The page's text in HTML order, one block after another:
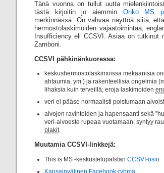
Tänä vuonna on tullut uutta
tästä kirjoitin jo aiemmin Onko MS
merkinnässä. On vahvaa näyttöä siitä,
hermosto­laskimoiden vajaa­toimintaa,
Insufficiency eli CCSVI. Asiaa on tutkinut
Zamboni.
CCSVI pähkinänkuoressa:
keskushermostolaskimoissa mekaanisia
ahtaumia, ym.) ja rakenteellisia ongelmia
lihaksia kuin terveillä; eroja laskimoiden
veri ei pääse normaalisti poistumaan
aivojen ravinteiden ja hapensaanti sekä
veri-aivoeste rupeaa vuotamaan, syntyy
plakit.
Muutamia CCSVI-linkkejä:
This is MS -keskustelupalstan CCSVI-osio
Kansainvälinen Facebook-ryhmä